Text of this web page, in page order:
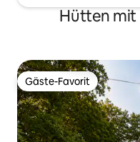
Hütten mit
Gäste-Favorit
Gäste-Favorit